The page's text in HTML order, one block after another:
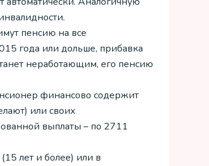
пенсию на все
года или дольше, прибавка
неработающим, его пенсию
финансово содержит
или своих
выплаты – по 2711
(15 лет и более) или в